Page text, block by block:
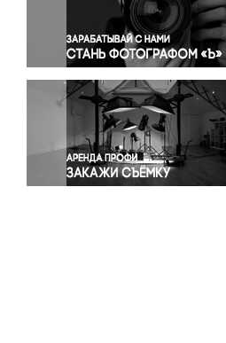
Правосудие
Происшествия и конфликты
Религия
Светская жизнь
Спорт
Экология
Экономика и бизнес